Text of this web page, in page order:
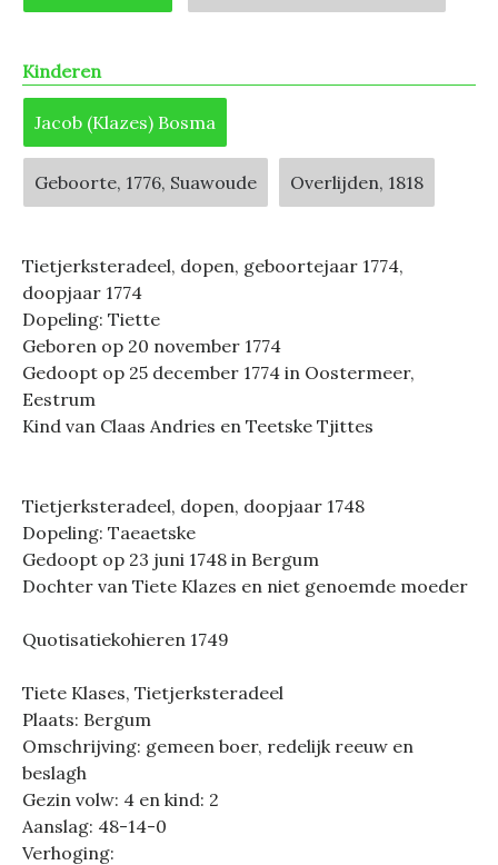
Kinderen
Jacob (Klazes) Bosma
Geboorte, 1776, Suawoude Overlijden, 1818
Tietjerksteradeel, dopen, geboortejaar 1774,
doopjaar 1774
Dopeling: Tiette
Geboren op 20 november 1774
Gedoopt op 25 december 1774 in Oostermeer,
Eestrum
Kind van Claas Andries en Teetske Tjittes
Tietjerksteradeel, dopen, doopjaar 1748
Dopeling: Taeaetske
Gedoopt op 23 juni 1748 in Bergum
Dochter van Tiete Klazes en niet genoemde moeder
Quotisatiekohieren 1749
Tiete Klases, Tietjerksteradeel
Plaats: Bergum
Omschrijving: gemeen boer, redelijk reeuw en
beslagh
Gezin volw: 4 en kind: 2
Aanslag: 48-14-0
Verhoging: